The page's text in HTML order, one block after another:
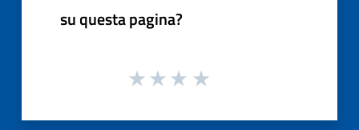
su questa pagina?